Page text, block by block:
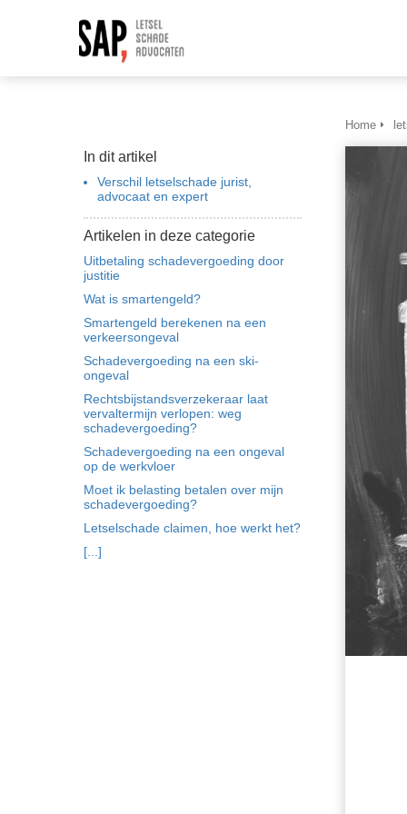
In dit artikel
Verschil letselschade jurist,
advocaat en expert
Artikelen in deze categorie
Uitbetaling schadevergoeding door
justitie
Wat is smartengeld?
Smartengeld berekenen na een
verkeersongeval
Schadevergoeding na een ski-
ongeval
Rechtsbijstandsverzekeraar laat
vervaltermijn verlopen: weg
schadevergoeding?
Schadevergoeding na een ongeval
op de werkvloer
Moet ik belasting betalen over mijn
schadevergoeding?
Letselschade claimen, hoe werkt het?
[...]
Home